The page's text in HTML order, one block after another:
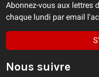
Abonnez-vous aux lettres
chaque lundi par email
Nous suivre